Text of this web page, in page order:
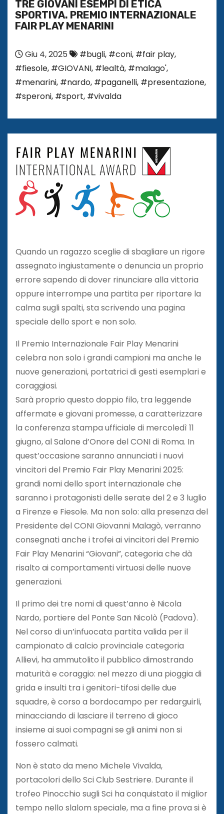
TRE GIOVANI ESEMPI DI ETICA
SPORTIVA. PREMIO INTERNAZIONALE
FAIR PLAY MENARINI
Giu 4, 2025 #bugli, #coni, #fair play,
#fiesole, #GIOVANI, #lealtà, #malago',
#menarini, #nardo, #paganelli, #presentazione,
#speroni, #sport, #vivalda
Quando un ragazzo sceglie di sbagliare un rigore
assegnato ingiustamente o denuncia un proprio
errore sapendo di dover rinunciare alla vittoria
oppure interrompe una partita per riportare la
calma sugli spalti, sta scrivendo una pagina
speciale dello sport e non solo.
Il Premio Internazionale Fair Play Menarini
celebra non solo i grandi campioni ma anche le
nuove generazioni, portatrici di gesti esemplari e
coraggiosi.
Sarà proprio questo doppio filo, tra leggende
affermate e giovani promesse, a caratterizzare
la conferenza stampa ufficiale di mercoledì 11
giugno, al Salone d’Onore del CONI di Roma. In
quest’occasione saranno annunciati i nuovi
vincitori del Premio Fair Play Menarini 2025:
grandi nomi dello sport internazionale che
saranno i protagonisti delle serate del 2 e 3 luglio
a Firenze e Fiesole. Ma non solo: alla presenza del
Presidente del CONI Giovanni Malagò, verranno
consegnati anche i trofei ai vincitori del Premio
Fair Play Menarini “Giovani”, categoria che dà
risalto ai comportamenti virtuosi delle nuove
generazioni.
Il primo dei tre nomi di quest’anno è Nicola
Nardo, portiere del Ponte San Nicolò (Padova).
Nel corso di un’infuocata partita valida per il
campionato di calcio provinciale categoria
Allievi, ha ammutolito il pubblico dimostrando
maturità e coraggio: nel mezzo di una pioggia di
grida e insulti tra i genitori-tifosi delle due
squadre, è corso a bordocampo per redarguirli,
minacciando di lasciare il terreno di gioco
insieme ai suoi compagni se gli animi non si
fossero calmati.
Non è stato da meno Michele Vivalda,
portacolori dello Sci Club Sestriere. Durante il
trofeo Pinocchio sugli Sci ha conquistato il miglior
tempo nello slalom speciale, ma a fine prova si è